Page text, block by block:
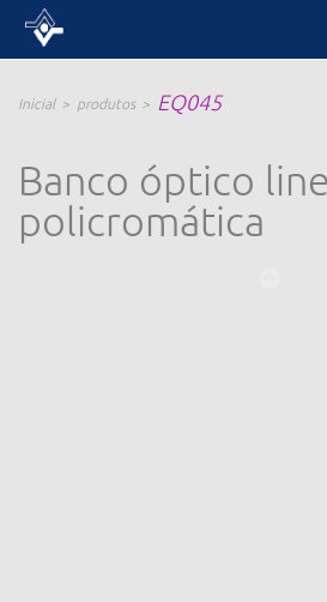
Inicial produtos EQ045
Banco óptico
policromática